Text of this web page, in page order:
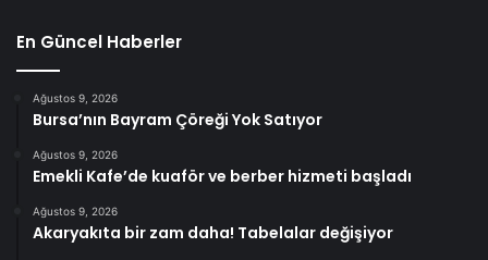
En Güncel Haberler
Ağustos 9, 2026
Bursa’nın Bayram Çöreği Yok Satıyor
Ağustos 9, 2026
Emekli Kafe’de kuaför ve berber hizmeti başladı
Ağustos 9, 2026
Akaryakıta bir zam daha! Tabelalar değişiyor